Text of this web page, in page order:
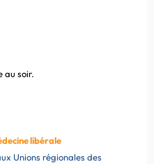
au soir.
libérale
Unions régionales des